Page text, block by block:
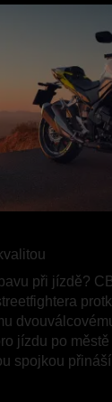
při jízdě?
jízdu po
spojkou